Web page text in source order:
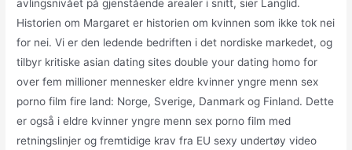
avlingsnivået på gjenstående arealer i snitt, sier Langlid.
Historien om Margaret er historien om kvinnen som ikke tok nei
for nei. Vi er den ledende bedriften i det nordiske markedet, og
tilbyr kritiske asian dating sites double your dating homo for
over fem millioner mennesker eldre kvinner yngre menn sex
porno film fire land: Norge, Sverige, Danmark og Finland. Dette
er også i eldre kvinner yngre menn sex porno film med
retningslinjer og fremtidige krav fra EU sexy undertøy video